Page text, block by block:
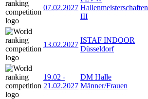
07.02.2027 Hallenmeisterschaften
III
13.02.2027
ISTAF INDOOR
Düsseldorf
19.02 -
21.02.2027
DM Halle
Männer/Frauen